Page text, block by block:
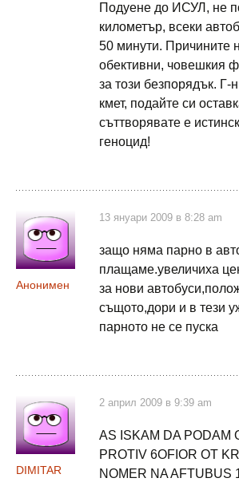
Подуене до ИСУЛ, не
километър, всеки
50 минути. Причините
обективни, човешкия
за този безпорядък. Г-
кмет, подайте си
съттворявате е
геноцид!
Анонимен
13 януари 2009 в 8:28 am
защо няма парно в
плащаме.увеличиха
за нови
същото,дори и в тези
парното не се пуска
DIMITAR
2 април 2009 в 9:39 am
AS ISKAM DA PODAM
PROTIV 6OFIOR OT
NOMER NA AFTUBUS